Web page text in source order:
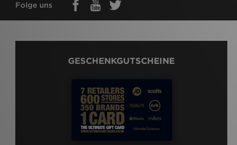
Folge uns
GESCHENKGUTSCHEINE